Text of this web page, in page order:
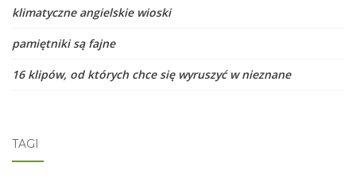
klimatyczne angielskie wioski
pamiętniki są fajne
16 klipów, od których chce się wyruszyć w nieznane
TAGI